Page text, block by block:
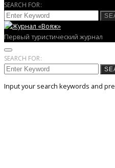
SEARCH FOR:
Первый туристический журнал
SEARCH FOR:
Input your search keywords and